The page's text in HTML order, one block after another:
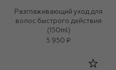
Разглаживающий уход для
волос быстрого действия
(150ml)
5 950 ₽